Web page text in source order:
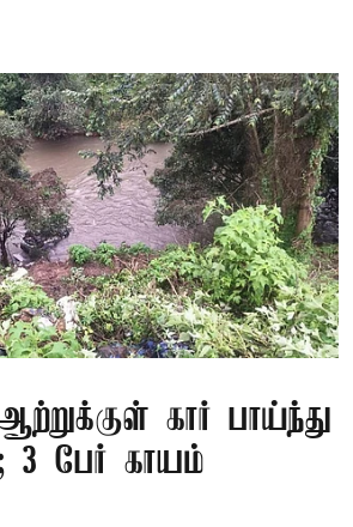
கார் பாய்ந்து
3 பேர் காயம்